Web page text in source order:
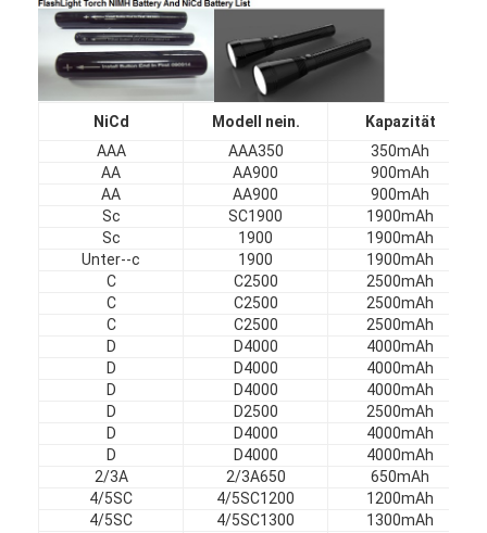
Fabrik-Ausflug
Qualitätskontrolle
Treten Sie mit uns in Verbindung
Nachrichten
Jetzt Chatten
Batterie des Lithiums lifepo4
Lithiumionenakkus
Lithium-Polymer-Akku
Energieakkumulatoren
NiMH Akkus
NiCd Modell nein.
Kapazität
AAA
AAA350
350mAh
AA
AA900
900mAh
AA
AA900
900mAh
Sc
SC1900
1900mAh
Sc
1900
1900mAh
Unter--c
1900
1900mAh
C
C2500
2500mAh
C
C2500
2500mAh
C
C2500
2500mAh
D
D4000
4000mAh
D
D4000
4000mAh
D
D4000
4000mAh
D
D2500
2500mAh
D
D4000
4000mAh
D
D4000
4000mAh
2/3A
2/3A650
650mAh
4/5SC
4/5SC1200
1200mAh
4/5SC
4/5SC1300
1300mAh